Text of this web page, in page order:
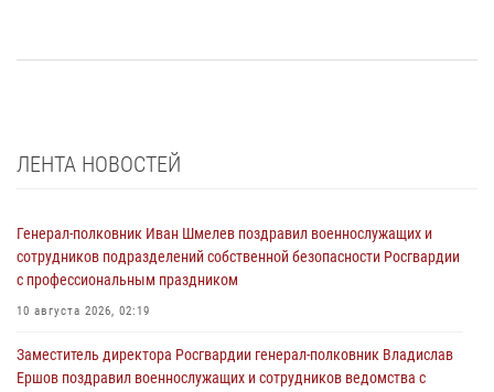
ЛЕНТА НОВОСТЕЙ
Генерал-полковник Иван Шмелев поздравил военнослужащих и
сотрудников подразделений собственной безопасности Росгвардии
с профессиональным праздником
10 августа 2026, 02:19
Заместитель директора Росгвардии генерал-полковник Владислав
Ершов поздравил военнослужащих и сотрудников ведомства с